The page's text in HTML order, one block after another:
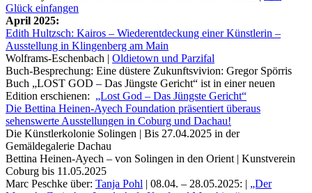
Glück einfangen
April 2025:
Edith Hultzsch: Kairos – Wiederentdeckung einer Künstlerin –
Ausstellung in Klingenberg am Main
Wolframs-Eschenbach | Oldietown und Parzifal
Buch-Besprechung: Eine düstere Zukunftsvivion: Gregor Spörris
Buch „LOST GOD – Das Jüngste Gericht“ ist in einer neuen
Edition erschienen: „Lost God – Das Jüngste Gericht“
Die Bettina Heinen-Ayech Foundation präsentiert überaus
sehenswerte Ausstellungen in Coburg und Dachau!
Die Künstlerkolonie Solingen | Bis 27.04.2025 in der
Gemäldegalerie Dachau
Bettina Heinen-Ayech – von Solingen in den Orient | Kunstverein
Coburg bis 11.05.2025
Marc Peschke über: Tanja Pohl | 08.04. – 28.05.2025: | „Der